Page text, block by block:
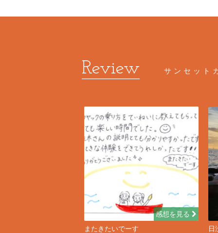
サンセット
感想を見る
またきたいでーす
日